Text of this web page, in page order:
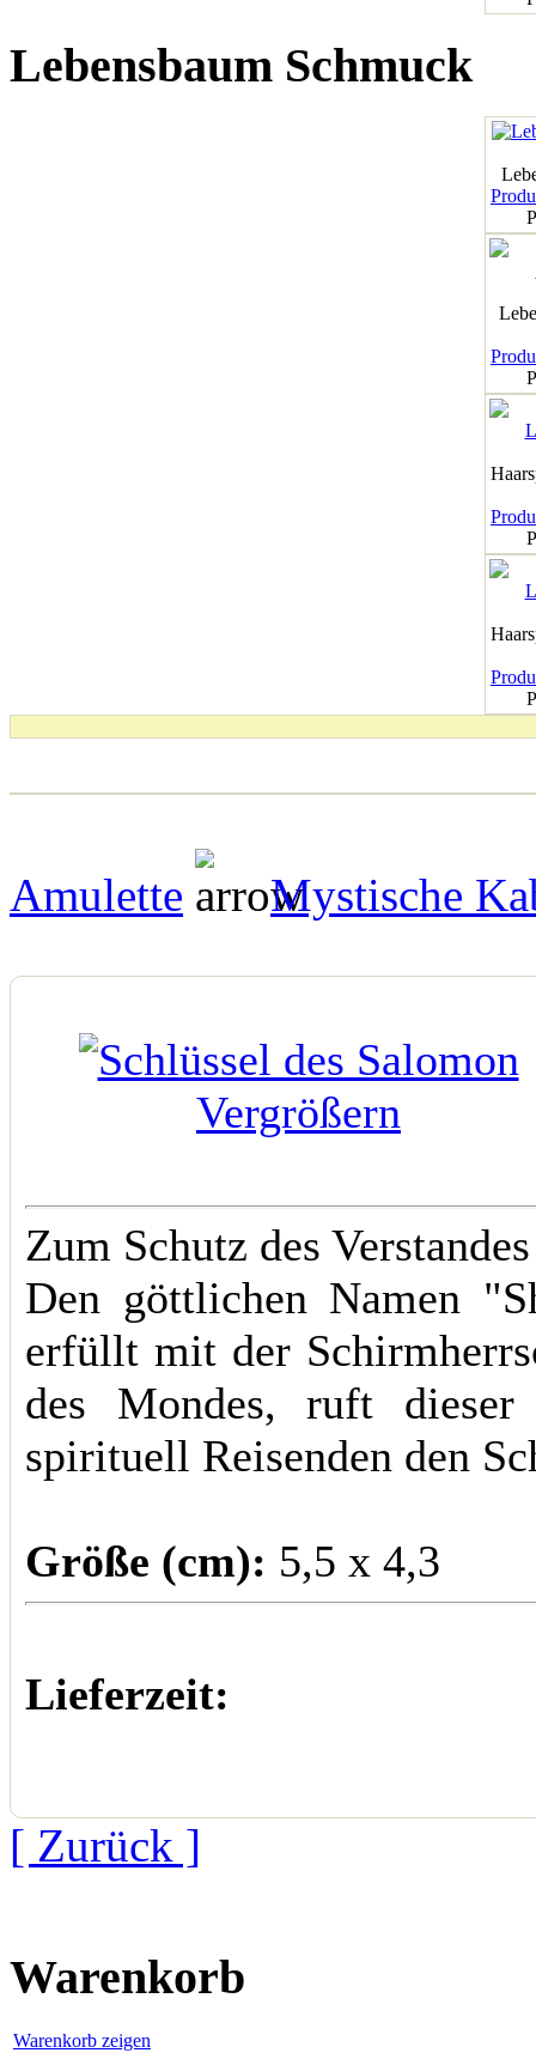
Lebensbaum Schmuck
Amulette Mystische
Vergrößern
Zum Schutz des
Den göttlichen Namen
erfüllt mit der
des Mondes, ruft
spirituell Reisenden den
Größe (cm): 5,5 x 4,3
Lieferzeit:
[ Zurück ]
Warenkorb
Warenkorb zeigen